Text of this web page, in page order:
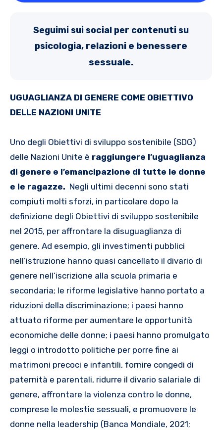
Seguimi sui social per contenuti su
psicologia, relazioni e benessere
sessuale.
UGUAGLIANZA DI GENERE COME OBIETTIVO
DELLE NAZIONI UNITE
Uno degli Obiettivi di sviluppo sostenibile (SDG)
delle Nazioni Unite è raggiungere l’uguaglianza
di genere e l’emancipazione di tutte le donne
e le ragazze. Negli ultimi decenni sono stati
compiuti molti sforzi, in particolare dopo la
definizione degli Obiettivi di sviluppo sostenibile
nel 2015, per affrontare la disuguaglianza di
genere. Ad esempio, gli investimenti pubblici
nell’istruzione hanno quasi cancellato il divario di
genere nell’iscrizione alla scuola primaria e
secondaria; le riforme legislative hanno portato a
riduzioni della discriminazione; i paesi hanno
attuato riforme per aumentare le opportunità
economiche delle donne; i paesi hanno promulgato
leggi o introdotto politiche per porre fine ai
matrimoni precoci e infantili, fornire congedi di
paternità e parentali, ridurre il divario salariale di
genere, affrontare la violenza contro le donne,
comprese le molestie sessuali, e promuovere le
donne nella leadership (Banca Mondiale, 2021;